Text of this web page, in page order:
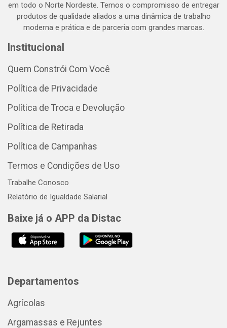
em todo o Norte Nordeste. Temos o compromisso de entregar
produtos de qualidade aliados a uma dinâmica de trabalho
moderna e prática e de parceria com grandes marcas.
Institucional
Quem Constrói Com Você
Política de Privacidade
Política de Troca e Devolução
Política de Retirada
Política de Campanhas
Termos e Condições de Uso
Trabalhe Conosco
Relatório de Igualdade Salarial
Baixe já o APP da Distac
Departamentos
Agrícolas
Argamassas e Rejuntes